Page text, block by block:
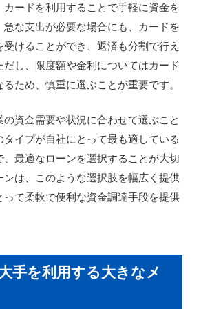
ードを利用することで手軽に資金を
な支出が必要な場合にも、カードを
けることができ、返済も分割で行え
だし、限度額や金利についてはカード
ため、慎重に選ぶことが重要です。
資金需要や状況に合わせて選ぶこと
イプが自社にとって最も適している
最適なローンを選択することが大切
ンは、このような選択肢を幅広く提供
って柔軟で便利な資金調達手段を提供
手を利用する大きなメ